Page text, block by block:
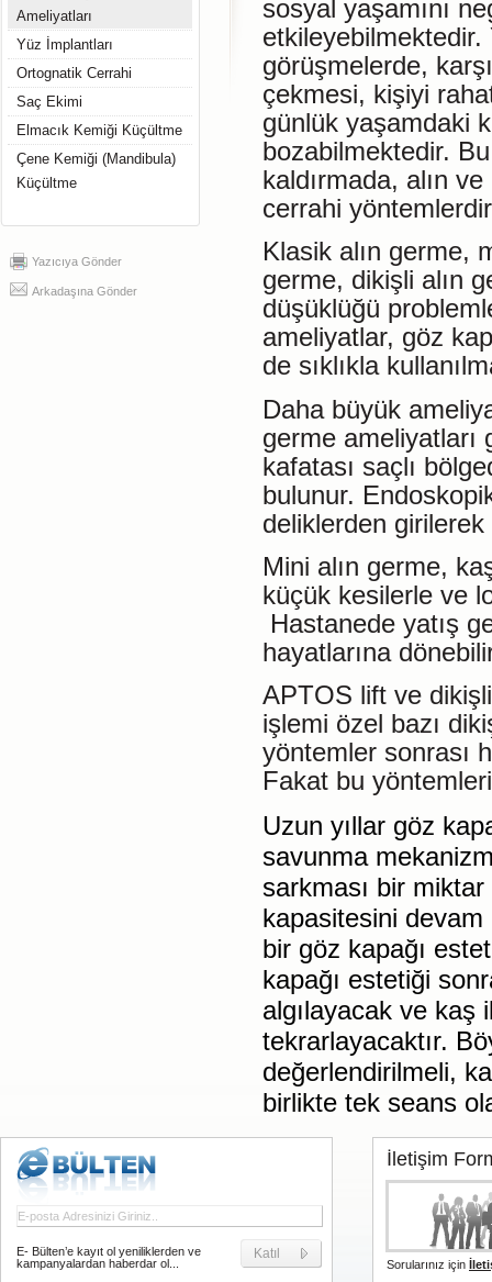
Ameliyatları
Yüz İmplantları
Ortognatik Cerrahi
Saç Ekimi
Elmacık Kemiği Küçültme
Çene Kemiği (Mandibula)
Küçültme
Yazıcıya Gönder
Arkadaşına Gönder
sosyal yaşamını
etkileyebilmektedir.
görüşmelerde,
çekmesi, kişiyi
günlük yaşamdaki
bozabilmektedir.
kaldırmada, alın
cerrahi
Klasik alın germe,
germe, dikişli alın
düşüklüğü
ameliyatlar, göz
de sıklıkla
Daha büyük
germe ameliyatları
kafatası saçlı
bulunur.
deliklerden girilerek
Mini alın germe,
küçük kesilerle ve
Hastanede yatış
hayatlarına
APTOS lift ve
işlemi özel bazı
yöntemler sonrası
Fakat bu
Uzun yıllar göz
savunma
sarkması bir
kapasitesini
bir göz kapağı
kapağı estetiği
algılayacak ve kaş
tekrarlayacaktır.
değerlendirilmeli,
birlikte tek seans
E- Bülten’e kayıt ol yeniliklerden ve
kampanyalardan haberdar ol...
Katıl
İletişim
Sorularınız için